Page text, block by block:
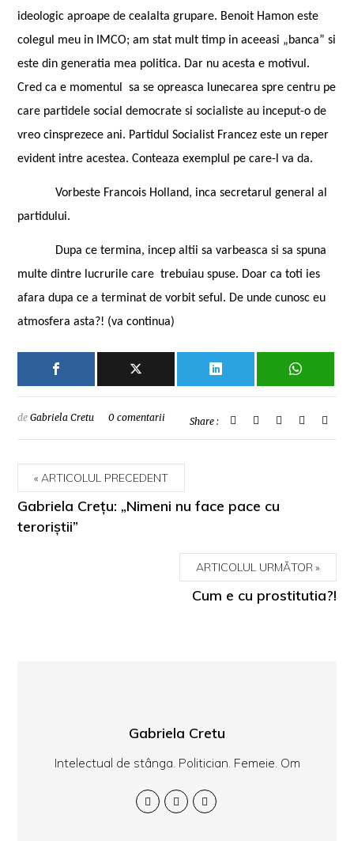
ideologic aproape de cealalta grupare. Benoit Hamon este
colegul meu in IMCO; am stat mult timp in aceeasi „banca” si
este din generatia mea politica. Dar nu acesta e motivul.
Cred ca e momentul
sa se opreasca lunecarea spre centru pe
care partidele social democrate si socialiste au inceput-o de
vreo cinsprezece ani. Partidul Socialist Francez este un reper
evident intre acestea. Conteaza exemplul pe care-l va da.
Vorbeste Francois Holland, inca secretarul general al
partidului.
Dupa ce termina, incep altii sa varbeasca si sa spuna
multe dintre lucrurile care trebuiau spuse. Doar ca toti ies
afara dupa ce a terminat de vorbit seful. De unde cunosc eu
atmosfera asta?! (va continua)
deGabriela Cretu 0 comentarii Share :
ARTICOLUL PRECEDENT
Gabriela Creţu: „Nimeni nu face pace cu
teroriştii”
ARTICOLUL URMĂTOR
Cum e cu prostitutia?!
Gabriela Cretu
Intelectual de stânga. Politician. Femeie. Om